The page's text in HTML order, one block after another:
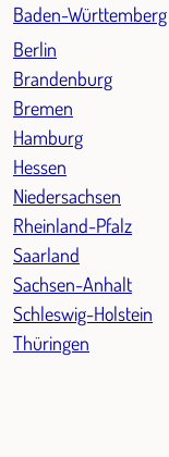
Baden-Württemberg
Berlin
Brandenburg
Bremen
Hamburg
Hessen
Niedersachsen
Rheinland-Pfalz
Saarland
Sachsen-Anhalt
Schleswig-Holstein
Thüringen